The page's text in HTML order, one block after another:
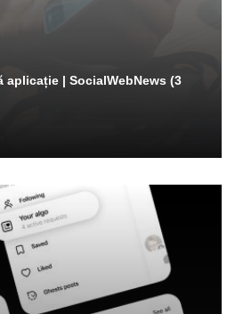
aplicație | SocialWebNews (3